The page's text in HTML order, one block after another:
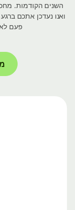
השנים הקודמות.
ואנו נעדכן אתכם ברגע
פעם לא